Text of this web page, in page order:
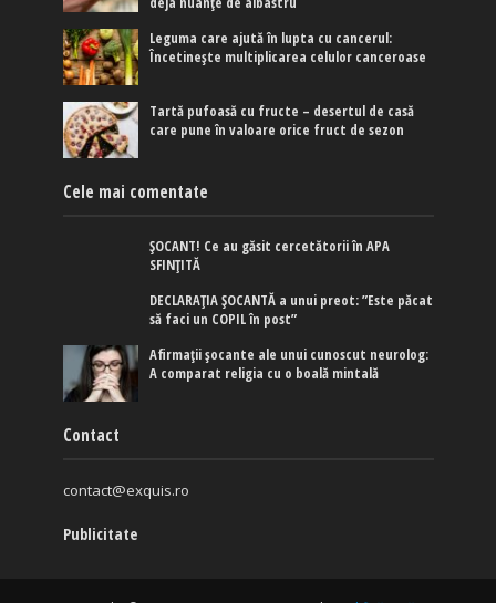
Leguma care ajută în lupta cu cancerul:
Încetinește multiplicarea celulor canceroase
Tartă pufoasă cu fructe – desertul de casă
care pune în valoare orice fruct de sezon
Cele mai comentate
ȘOCANT! Ce au găsit cercetătorii în APA
SFINȚITĂ
DECLARAȚIA ȘOCANTĂ a unui preot: ”Este păcat
să faci un COPIL în post”
Afirmaţii şocante ale unui cunoscut neurolog:
A comparat religia cu o boală mintală
Contact
contact@exquis.ro
Publicitate